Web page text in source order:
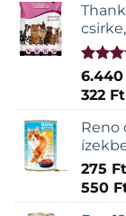
4.00 / 5
6.440
322 Ft
Reno
275 Ft
550